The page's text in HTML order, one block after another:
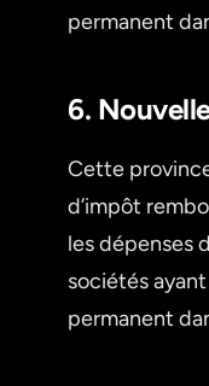
permanent
6.
Cette
d’impôt
les dépenses
sociétés
permanent